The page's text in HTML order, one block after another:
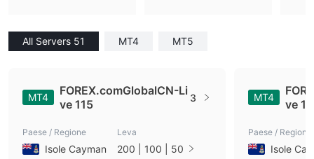
All Servers 51 MT4 MT5
MT4
FOREX.comGlobalCN-Li
ve 115
3
Paese / Regione
Isole Cayman
Leva
200 | 100 | 50
MT4
ve
Paese / Regione
Isole